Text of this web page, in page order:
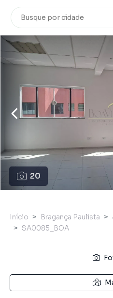
20
Início Bragança Paulista
SA0085_BOA